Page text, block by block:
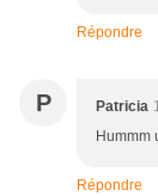
Répondre
P Patricia
Hummm
Répondre